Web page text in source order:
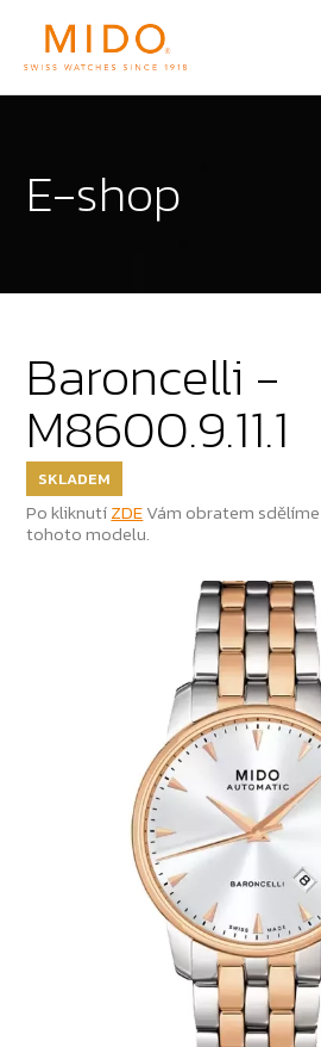
E-shop
Baroncelli -
M8600.9.11.1
SKLADEM
Po kliknutíZDEVám obratem
tohoto modelu.